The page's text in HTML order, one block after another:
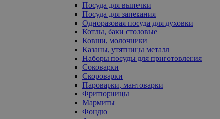
Посуда для выпечки
Посуда для запекания
Одноразовая посуда для духовки
Котлы, баки столовые
Ковши, молочники
Казаны, утятницы металл
Наборы посуды для приготовления
Соковарки
Скороварки
Пароварки, мантоварки
Фритюрницы
Мармиты
Фондю